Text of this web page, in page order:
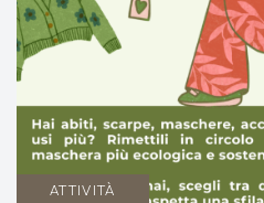
ATTIVITÀ